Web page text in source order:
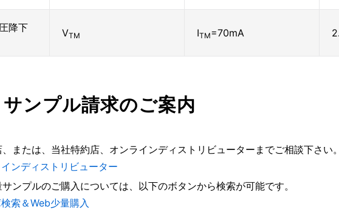
降下
VTM ITM=70mA
ンプル請求のご案内
または、当社特約店、オンラインディストリビューターまでご相談下さい。
ンディストリビューター
ンプルのご購入については、以下のボタンから検索が可能です。
索＆Web少量購入